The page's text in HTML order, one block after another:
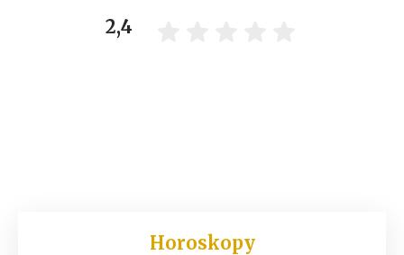
2,4
Horoskopy